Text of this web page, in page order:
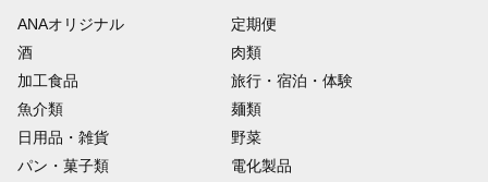
ANAオリジナル
定期便
酒
肉類
加工食品
旅行・宿泊・体験
魚介類
麺類
日用品・雑貨
野菜
パン・菓子類
電化製品